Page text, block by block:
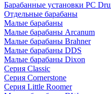
Барабанные установки PC
Отдельные барабаны
Малые барабаны
Малые барабаны Arcanum
Малые барабаны Brahner
Малые барабаны DDS
Малые барабаны Dixon
Серия Classic
Серия Cornerstone
Серия Little Roomer